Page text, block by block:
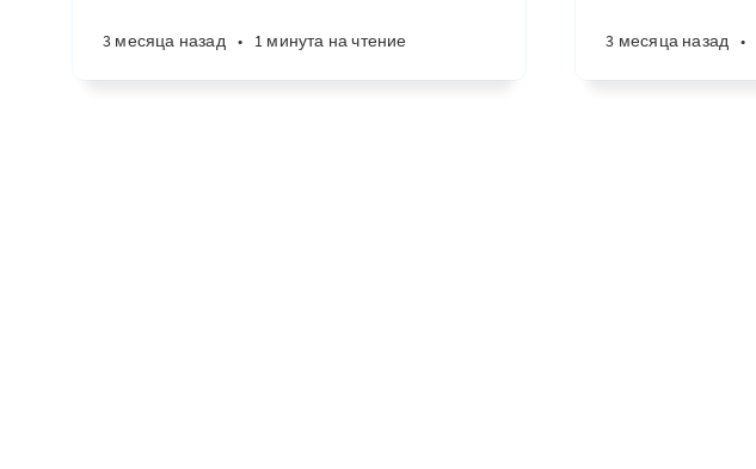
3 месяца назад • 1 минута на чтение 3 месяца назад •